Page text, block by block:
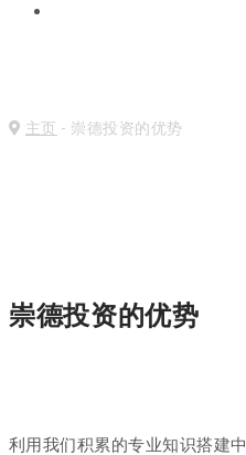
主页 - 崇德投资的优势
崇德投资的优势
利用我们积累的专业知识搭建